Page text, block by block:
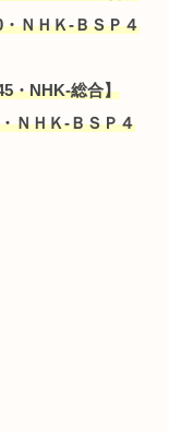
ＮＨＫ-ＢＳＰ４
・NHK-総合】
ＮＨＫ-ＢＳＰ４